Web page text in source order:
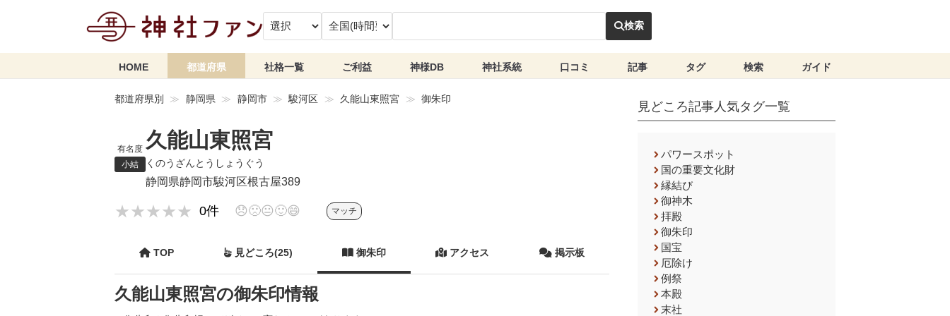
検索
HOME 都道府県 社格一覧 ご利益 神様DB 神社系統 口コミ 記事 タグ 検索 ガイド
都道府県別 静岡県 静岡市 駿河区 久能山東照宮 御朱印
有名度
小結
久能山東照宮
くのうざんとうしょうぐう
静岡県静岡市駿河区根古屋389
★★★★★
★★★★★ 0件 😞🙁😐🙂😄 マッチ
TOP 見どころ(25) 御朱印 アクセス 掲示板
久能山東照宮の御朱印情報
見どころ記事人気タグ一覧
パワースポット
国の重要文化財
縁結び
御神木
拝殿
御朱印
国宝
厄除け
例祭
本殿
末社